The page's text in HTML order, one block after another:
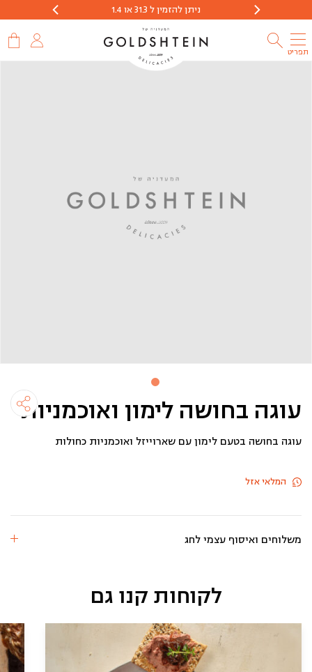
ניתן להזמין ל 31.3 או 1.4
תפריט
עוגה בחושה לימון ואוכמניות
עוגה בחושה בטעם לימון עם שארוייזל ואוכמניות כחולות
המלאי אזל
משלוחים ואיסוף עצמי לחג
לקוחות קנו גם